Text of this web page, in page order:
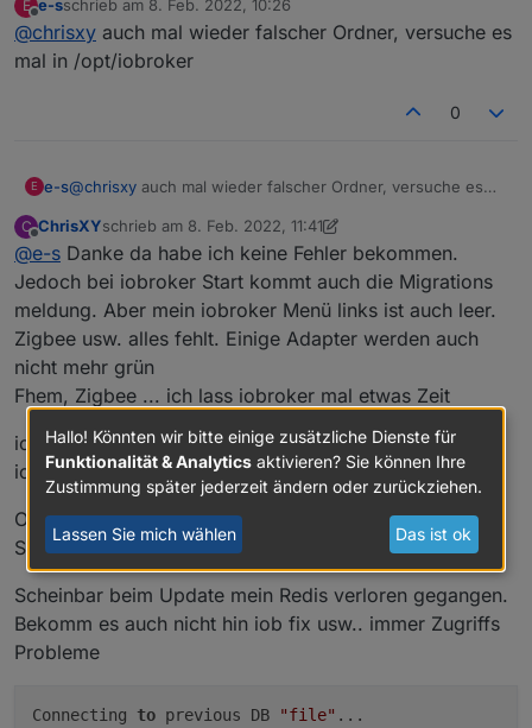
E
Offline
e-sschrieb am 8. Feb. 2022, 10:26
zuletzt editiert von
@chrisxy auch mal wieder falscher Ordner, versuche es
mal in /opt/iobroker
0
E e-s@chrisxy auch mal wieder falscher Ordner, versuche es
C
Offline
ChrisXYschrieb am 8. Feb. 2022, 11:41
zuletzt editiert von ChrisXY 2. Aug. 2022, 12:53
@e-s Danke da habe ich keine Fehler bekommen.
Jedoch bei iobroker Start kommt auch die Migrations
meldung. Aber mein iobroker Menü links ist auch leer.
Zigbee usw. alles fehlt. Einige Adapter werden auch
nicht mehr grün
Fhem, Zigbee ... ich lass iobroker mal etwas Zeit
iobroker status sagt auch nicht mehr redis
iobroker is running on this host.
Objects type: file
States type: file
Scheinbar beim Update mein Redis verloren gegangen.
Bekomm es auch nicht hin iob fix usw.. immer Zugriffs
Probleme
Connecting to previous DB "file" ...
Hallo! Könnten wir bitte einige zusätzliche Dienste für
Funktionalität & Analytics aktivieren? Sie können Ihre
Zustimmung später jederzeit ändern oder zurückziehen.
Lassen Sie mich wählen Das ist ok